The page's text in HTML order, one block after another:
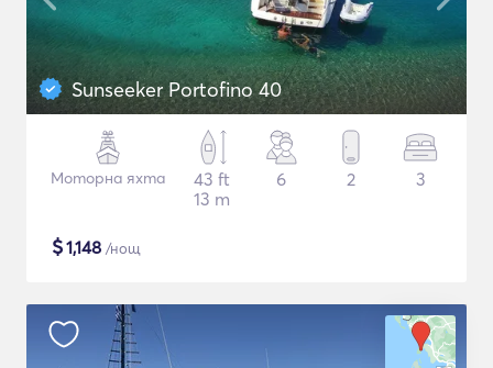
Sunseeker Portofino 40
Моторна яхта
43 ft
13 m
6 2 3
$1,148 /нощ